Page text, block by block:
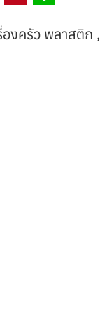
องครัว พลาสติก ,